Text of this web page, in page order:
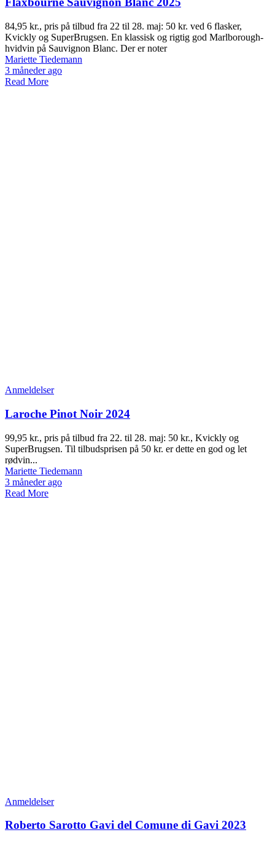
84,95 kr., pris på tilbud fra 22 til 28. maj: 50 kr. ved 6 flasker,
Kvickly og SuperBrugsen. En klassisk og rigtig god Marlborough-
hvidvin på Sauvignon Blanc. Der er noter
Mariette Tiedemann
3 måneder ago
Read More
Anmeldelser
Laroche Pinot Noir 2024
99,95 kr., pris på tilbud fra 22. til 28. maj: 50 kr., Kvickly og
SuperBrugsen. Til tilbudsprisen på 50 kr. er dette en god og let
rødvin...
Mariette Tiedemann
3 måneder ago
Read More
Anmeldelser
Roberto Sarotto Gavi del Comune di Gavi 2023